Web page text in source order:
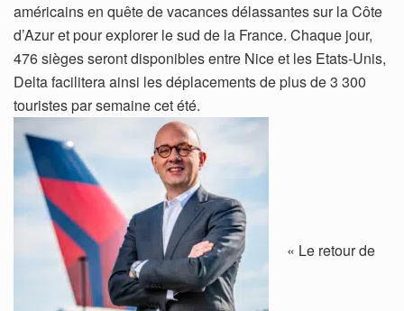
américains en quête de vacances délassantes sur la Côte
d’Azur et pour explorer le sud de la France. Chaque jour,
476 sièges seront disponibles entre Nice et les Etats-Unis,
Delta facilitera ainsi les déplacements de plus de 3 300
touristes par semaine cet été.
« Le retour de